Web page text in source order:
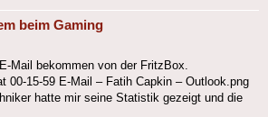
beim Gaming
Mail bekommen von der FritzBox.
00-15-59 E-Mail – Fatih Capkin – Outlook.png
hatte mir seine Statistik gezeigt und die